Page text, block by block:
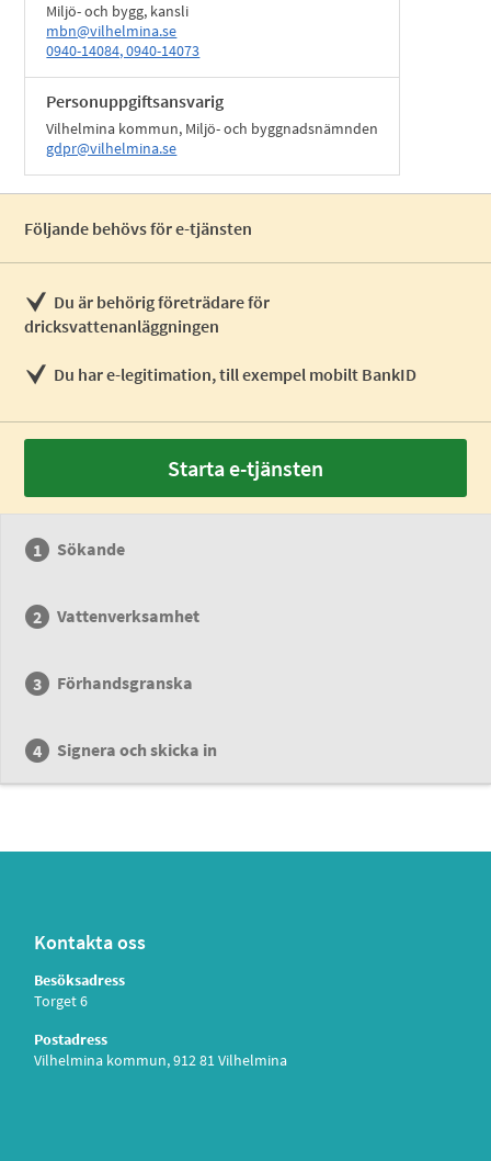
Miljö- och bygg, kansli
mbn@vilhelmina.se
0940-14084, 0940-14073
Personuppgiftsansvarig
Vilhelmina kommun, Miljö- och byggnadsnämnden
gdpr@vilhelmina.se
Följande behövs för e-tjänsten
Du är behörig företrädare för
dricksvattenanläggningen
Du har e-legitimation, till exempel mobilt BankID
Starta e-tjänsten
Sökande
Vattenverksamhet
Förhandsgranska
Signera och skicka in
Kontakta oss
Besöksadress
Torget 6
Postadress
Vilhelmina kommun, 912 81 Vilhelmina